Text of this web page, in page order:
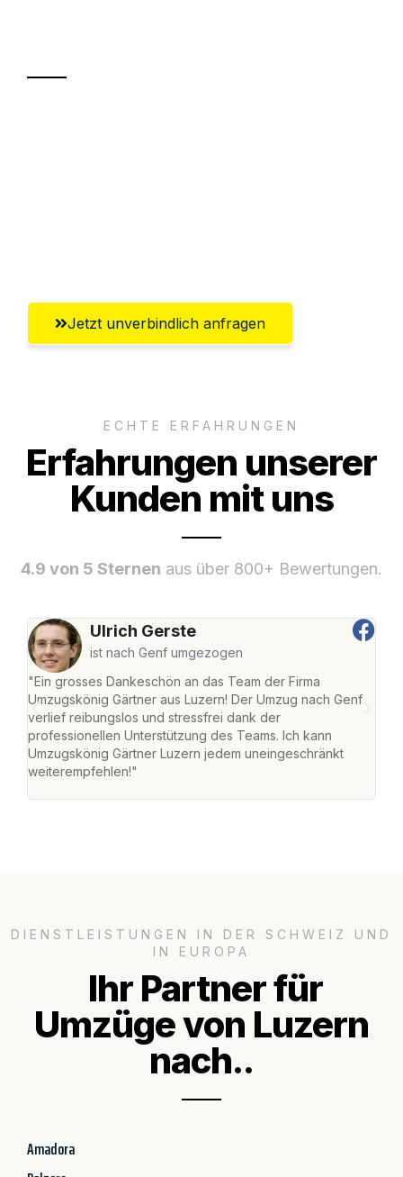
Jetzt unverbindlich anfragen
ECHTE ERFAHRUNGEN
Erfahrungen unserer
Kunden mit uns
4.9 von 5 Sternen aus über 800+ Bewertungen.
Ulrich Gerste
ist nach Genf umgezogen
"Ein grosses Dankeschön an das Team der Firma
Umzugskönig Gärtner aus Luzern! Der Umzug nach Genf
verlief reibungslos und stressfrei dank der
professionellen Unterstützung des Teams. Ich kann
Umzugskönig Gärtner Luzern jedem uneingeschränkt
weiterempfehlen!"
DIENSTLEISTUNGEN IN DER SCHWEIZ UND
IN EUROPA
Ihr Partner für
Umzüge von Luzern
nach..
Amadora